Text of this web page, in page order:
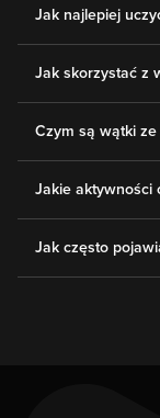
Jak najlepiej
Jak skorzystać z
Czym są wątki ze
Jakie aktywności
Jak często